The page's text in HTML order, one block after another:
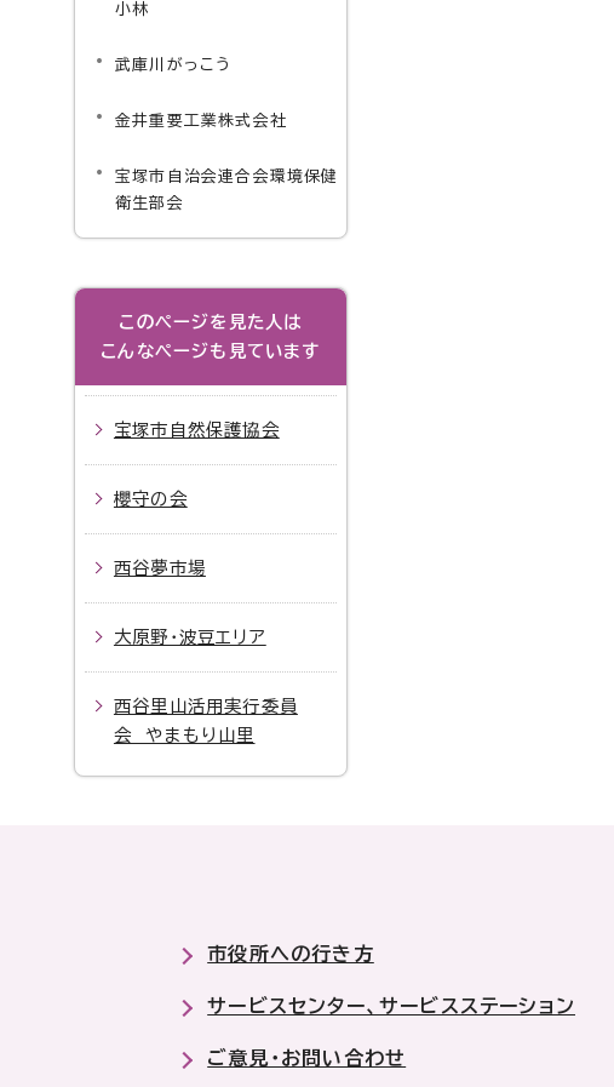
小林
武庫川がっこう
金井重要工業株式会社
宝塚市自治会連合会環境保健
衛生部会
このページを見た人は
こんなページも見ています
宝塚市自然保護協会
櫻守の会
西谷夢市場
大原野・波豆エリア
西谷里山活用実行委員
会 やまもり山里
市役所への行き方
サービスセンター、サービスステーション
ご意見・お問い合わせ